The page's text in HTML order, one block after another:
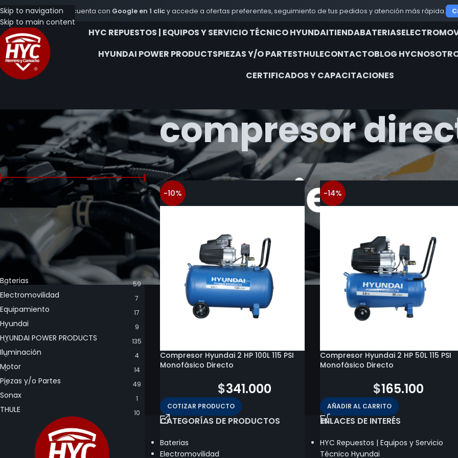
Crea tu cuenta con Google en 1 clicy accede a ofertas preferentes, seguimiento de tus pedidos y atención más rápida.
Skip to navigation
Skip to main content
HYC REPUESTOS | EQUIPOS Y SERVICIO TÉCNICO HYUNDAITIENDABATERIAS
HYUNDAI POWER PRODUCTSPIEZAS Y/O PARTESTHULECONTACTOBLOG HYC
CERTIFICADOS Y CAPACITACIONES
compresor
FILTRAR POR PRECIO
FILTRAR
Precio:$165.100—$341.000
CATEGORÍA DE LOS PRODUCTOS
Baterias 59
Electromovilidad 7
Equipamiento 17
Hyundai 9
HYUNDAI POWER PRODUCTS 135
Iluminación 4
Motor 14
Piezas y/o Partes 49
Sonax 1
THULE 10
Inicio Productos etiquetados “compresor directo” Show 9
-10%
Compresor Hyundai 2 HP 100L 115 PSI
Monofásico Directo
$341.000
COTIZAR PRODUCTO
-14%
Compresor Hyundai 2 HP 50L 115 PSI
Monofásico Directo
$165.100
AÑADIR AL CARRITO
CATEGORÍAS DE PRODUCTOS
Baterias
Electromovilidad
ENLACES DE INTERÉS
HYC Repuestos | Equipos y Servicio
Técnico Hyundai